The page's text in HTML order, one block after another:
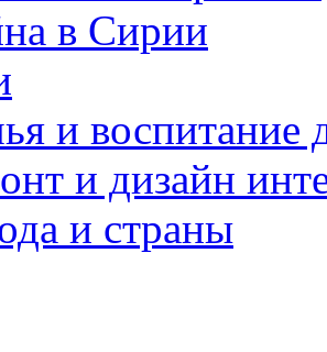
в Сирии
и воспитание
и дизайн
и страны